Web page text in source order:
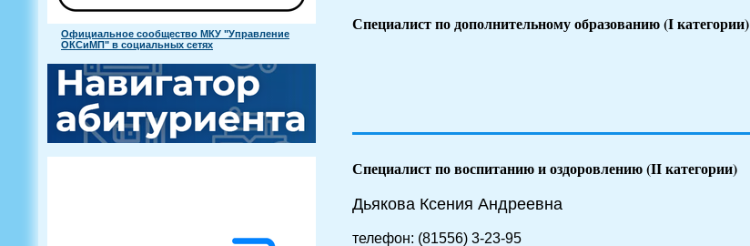
Официальное сообщество МКУ "Управление
ОКСиМП" в социальных сетях
Специалист по дополнительному образованию (I категории)
Специалист по воспитанию и оздоровлению (II категории)
Дьякова Ксения Андреевна
телефон: (81556) 3-23-95